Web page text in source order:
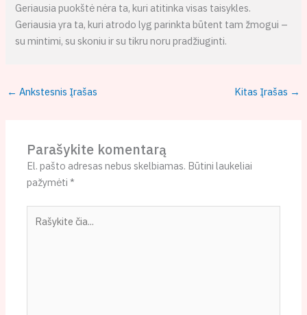
Geriausia puokštė nėra ta, kuri atitinka visas taisykles.
Geriausia yra ta, kuri atrodo lyg parinkta būtent tam žmogui –
su mintimi, su skoniu ir su tikru noru pradžiuginti.
← Ankstesnis Įrašas Kitas Įrašas →
Parašykite komentarą
El. pašto adresas nebus skelbiamas. Būtini laukeliai
pažymėti*
čia...